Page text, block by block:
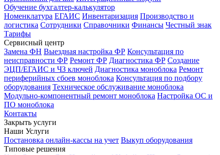
Обучение бухгалтер-калькулятор
Номенклатура ЕГАИС Инвентаризация Производство и
логистика Сотрудники Справочники Финансы Честный знак
Тарифы
Сервисный центр
Замена ФН Выездная настройка ФР Консультация по
неисправности ФР Ремонт ФР Диагностика ФР Создание
ЭЦП/ЕГАИС и ЧЗ ключей Диагностика моноблока Ремонт
периферийных сбоев моноблока Консультация по подбору
оборудования Техническое обслуживание моноблока
Модульно-компонентный ремонт моноблока Настройка ОС и
ПО моноблока
Контакты
Закрыть услуги
Наши Услуги
Постановка онлайн-кассы на учет Выкуп оборудования
Типовые решения